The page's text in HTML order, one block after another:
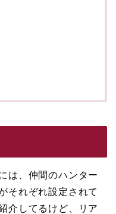
は、仲間のハンター
それぞれ設定されて
介してるけど、リア